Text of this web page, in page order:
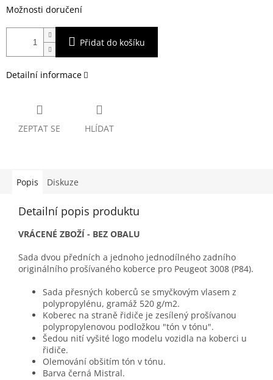
Možnosti doručení
Přidat do košíku
Detailní informace
ZEPTAT SE HLÍDAT
Popis Diskuze
Detailní popis produktu
VRÁCENÉ ZBOŽÍ - BEZ OBALU
Sada dvou předních a jednoho jednodílného zadního
originálního prošívaného koberce pro Peugeot 3008 (P84).
Sada přesných koberců se smyčkovým vlasem z
polypropylénu, gramáž 520 g/m2.
Koberec na straně řidiče je zesílený prošívanou
polypropylenovou podložkou "tón v tónu".
Šedou nití vyšité logo modelu vozidla na koberci u
řidiče.
Olemování obšitím tón v tónu.
Barva černá Mistral.